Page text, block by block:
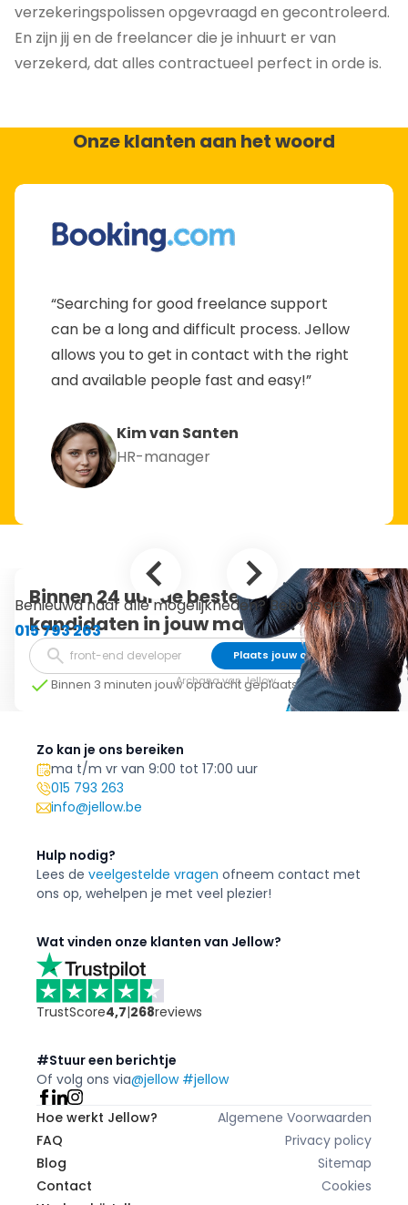
verzekeringspolissen opgevraagd en gecontroleerd.
En zijn jij en de freelancer die je inhuurt er van
verzekerd, dat alles contractueel perfect in orde is.
Onze klanten aan het woord
“Searching for good freelance support
can be a long and difficult process. Jellow
allows you to get in contact with the right
and available people fast and easy!”
Kim van Santen
HR-manager
Binnen 24 uur de beste
kandidaten in jouw mailbox.
Plaats jouw opdracht
Binnen 3 minuten jouw opdracht geplaatst
Archana van Jellow
Benieuwd naar alle mogelijkheden? Bel ons gerust!
015 793 263
Zo kan je ons bereiken
ma t/m vr van 9:00 tot 17:00 uur
015 793 263
info@jellow.be
Hulp nodig?
Lees de veelgestelde vragen ofneem contact met
ons op, wehelpen je met veel plezier!
Wat vinden onze klanten van Jellow?
TrustScore4,7|268reviews
#Stuur een berichtje
Of volg ons via@jellow #jellow
Hoe werkt Jellow?
FAQ
Blog
Contact
Algemene Voorwaarden
Privacy policy
Sitemap
Cookies